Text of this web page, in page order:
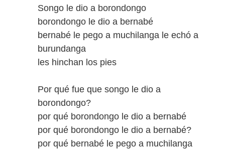
Songo le dio a borondongo
borondongo le dio a bernabé
bernabé le pego a muchilanga le echó a
burundanga
les hinchan los pies
Por qué fue que songo le dio a
borondongo?
por qué borondongo le dio a bernabé
por qué borondongo le dio a bernabé?
por qué bernabé le pego a muchilanga